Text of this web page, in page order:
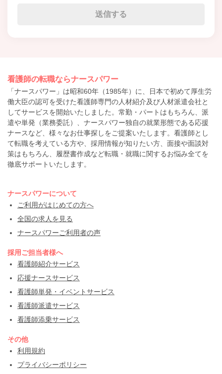
看護師の転職ならナースパワー
「ナースパワー」は昭和60年（1985年）に、日本で初めて厚生労
働大臣の認可を受けた看護師専門の人材紹介及び人材派遣会社と
してサービスを開始いたしました。常勤・パートはもちろん、派
遣や単発（業務委託）、ナースパワー独自の就業形態である応援
ナースなど、様々なお仕事探しをご提案いたします。看護師とし
て転職を考えている方や、採用情報が知りたい方、面接や面談対
策はもちろん、履歴書作成など転職・就職に関するお悩み全てを
徹底サポートいたします。
ナースパワーについて
ご利用がはじめての方へ
全国の求人を見る
ナースパワーご利用者の声
採用ご担当者様へ
看護師紹介サービス
応援ナースサービス
看護師単発・イベントサービス
看護師派遣サービス
看護師添乗サービス
その他
利用規約
プライバシーポリシー